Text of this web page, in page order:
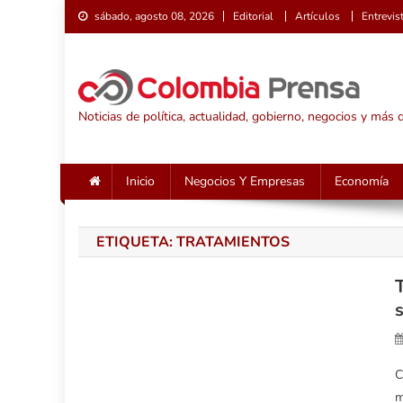
Saltar
al
sábado, agosto 08, 2026 Editorial Artículos
Noticias de política, actualidad, gobierno, negocios y más
Inicio Negocios Y Empresas Economía
ETIQUETA:TRATAMIENTOS